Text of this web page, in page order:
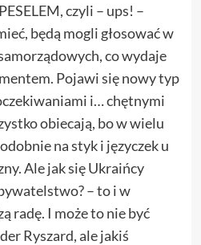
czyli – ups! –
będą mogli głosować w
co wydaje
Pojawi się nowy typ
i… chętnymi
obiecają, bo w wielu
na styk i języczek u
Ale jak się Ukraińcy
– to i w
radę. I może to nie być
Ryszard, ale jakiś